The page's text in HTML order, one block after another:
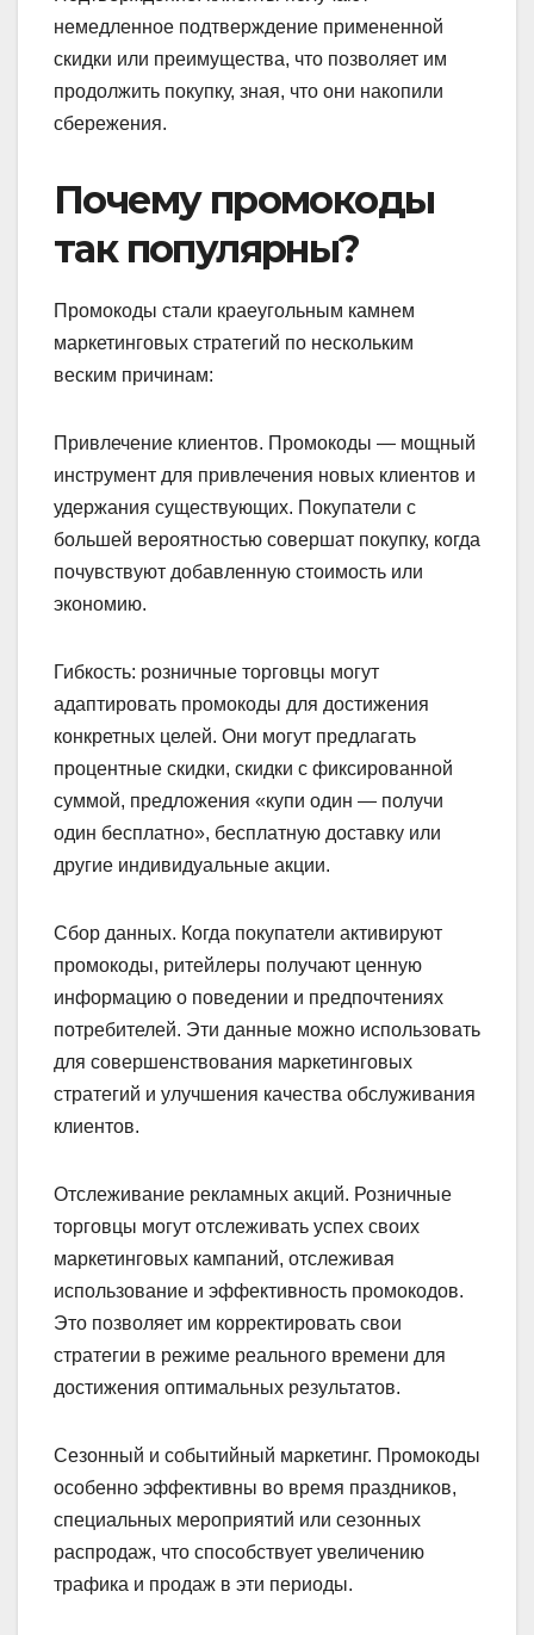
немедленное подтверждение примененной
скидки или преимущества, что позволяет им
продолжить покупку, зная, что они накопили
сбережения.
Почему промокоды
так популярны?
Промокоды стали краеугольным камнем
маркетинговых стратегий по нескольким
веским причинам:
Привлечение клиентов. Промокоды — мощный
инструмент для привлечения новых клиентов и
удержания существующих. Покупатели с
большей вероятностью совершат покупку, когда
почувствуют добавленную стоимость или
экономию.
Гибкость: розничные торговцы могут
адаптировать промокоды для достижения
конкретных целей. Они могут предлагать
процентные скидки, скидки с фиксированной
суммой, предложения «купи один — получи
один бесплатно», бесплатную доставку или
другие индивидуальные акции.
Сбор данных. Когда покупатели активируют
промокоды, ритейлеры получают ценную
информацию о поведении и предпочтениях
потребителей. Эти данные можно использовать
для совершенствования маркетинговых
стратегий и улучшения качества обслуживания
клиентов.
Отслеживание рекламных акций. Розничные
торговцы могут отслеживать успех своих
маркетинговых кампаний, отслеживая
использование и эффективность промокодов.
Это позволяет им корректировать свои
стратегии в режиме реального времени для
достижения оптимальных результатов.
Сезонный и событийный маркетинг. Промокоды
особенно эффективны во время праздников,
специальных мероприятий или сезонных
распродаж, что способствует увеличению
трафика и продаж в эти периоды.